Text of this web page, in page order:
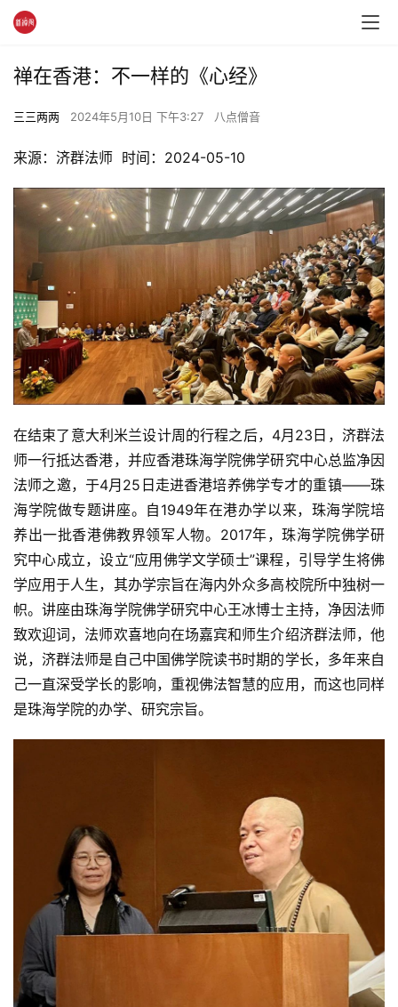
禅在香港：不一样的《心经》
三三两两 2024年5月10日 下午3:27 八点僧音
来源：济群法师  时间：2024-05-10
在结束了意大利米兰设计周的行程之后，4月23日，济群法
师一行抵达香港，并应香港珠海学院佛学研究中心总监净因
法师之邀，于4月25日走进香港培养佛学专才的重镇——珠
海学院做专题讲座。自1949年在港办学以来，珠海学院培
养出一批香港佛教界领军人物。2017年，珠海学院佛学研
究中心成立，设立“应用佛学文学硕士”课程，引导学生将佛
学应用于人生，其办学宗旨在海内外众多高校院所中独树一
帜。讲座由珠海学院佛学研究中心王冰博士主持，净因法师
致欢迎词，法师欢喜地向在场嘉宾和师生介绍济群法师，他
说，济群法师是自己中国佛学院读书时期的学长，多年来自
己一直深受学长的影响，重视佛法智慧的应用，而这也同样
是珠海学院的办学、研究宗旨。